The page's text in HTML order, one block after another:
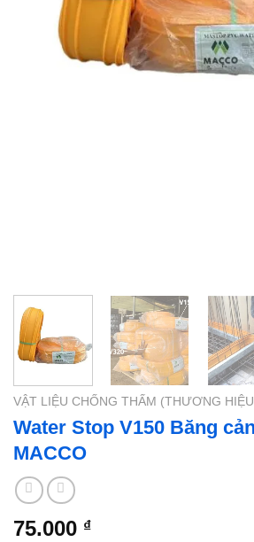
VẬT LIỆU CHỐNG THẤM (THƯƠNG
Water Stop V150 Băng
MACCO
75.000 ₫